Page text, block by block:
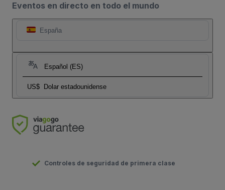
Eventos en directo en todo el mundo
España
Español (ES)
US$ Dolar estadounidense
Controles de seguridad de primera clase